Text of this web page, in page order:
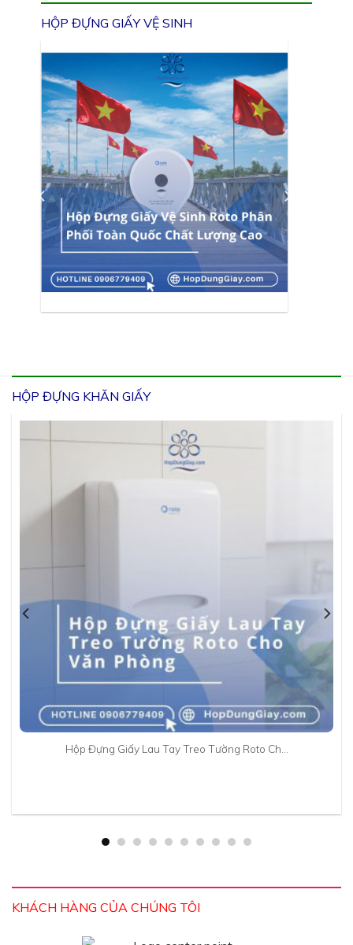
HỘP ĐỰNG GIẤY VỆ SINH
HỘP ĐỰNG KHĂN GIẤY
Hộp Đựng Giấy Lau Tay Treo Tường Roto Ch…
KHÁCH HÀNG CỦA CHÚNG TÔI